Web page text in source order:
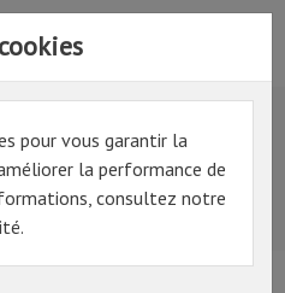
bénéficier de la remise de
vous pour bénéficier de la
de 15%)
pour vous garantir la
la performance de
consultez notre